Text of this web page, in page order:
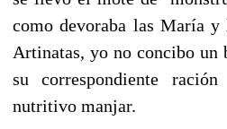
como devoraba las María y
Artinatas, yo no concibo un
su correspondiente
nutritivo manjar.